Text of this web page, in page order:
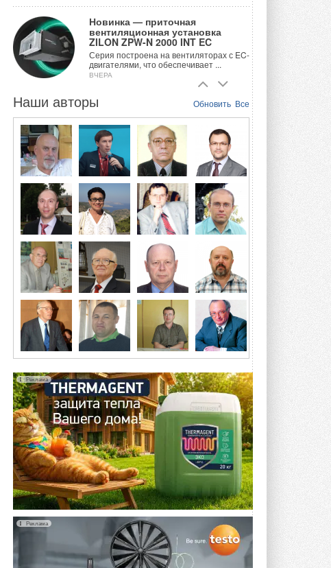
Новинка — приточная
вентиляционная установка
ZILON ZPW-N 2000 INT EC
Серия построена на вентиляторах с EC-
двигателями, что обеспечивает ...
ВЧЕРА
Учёные ЮУрГУ создали
объединяющую солнечную и
геотермальную энергию
Природосберегающие технологии ...
ВЧЕРА
Для Арктики создали
технологию защиты
ветрогенераторов от аварий
Разработка учитывает влияние
мерзлоты, обледенения и снеговых ...
ВЧЕРА
Гибридный тепловой насос PV/T
с одним общим испарителем
Исследователи предложили
конструкцию двухисточникового ...
5 АВГУСТА 2026
21-й ежегодный форум
«ЦОД-2026»
отеле Radisson Slavyanskaya. Форум
посетит более двух тысяч участников ...
5 АВГУСТА 2026
Китайская Shenling представила
линейку тепловых насосов
«воздух-вода» на R290
Серия ThermaX R290 All-In-One
включает три модели ...
4 АВГУСТА 2026
Тепловые насосы в связке с
солнечной генерацией и
накопителем снижают
потребление на 60%
Исследователи из Италии установили ...
4 АВГУСТА 2026
Обновить Все
Наши авторы
Реклама
Реклама